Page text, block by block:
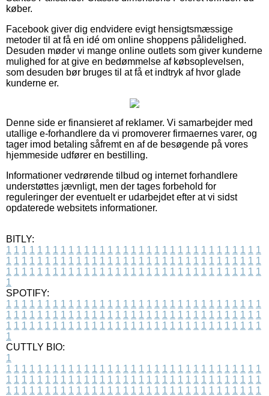
køber.
Facebook giver dig endvidere evigt hensigtsmæssige
metoder til at få en idé om online shoppens pålidelighed.
Desuden møder vi mange online outlets som giver kunderne
mulighed for at give en bedømmelse af købsoplevelsen,
som desuden bør bruges til at få et indtryk af hvor glade
kunderne er.
Denne side er finansieret af reklamer. Vi samarbejder med
utallige e-forhandlere da vi promoverer firmaernes varer, og
tager imod betaling såfremt en af de besøgende på vores
hjemmeside udfører en bestilling.
Informationer vedrørende tilbud og internet forhandlere
understøttes jævnligt, men der tages forbehold for
reguleringer der eventuelt er udarbejdet efter at vi sidst
opdaterede websitets informationer.
BITLY:
1 1 1 1 1 1 1 1 1 1 1 1 1 1 1 1 1 1 1 1 1 1 1 1 1 1 1 1 1 1 1 1 1
1 1 1 1 1 1 1 1 1 1 1 1 1 1 1 1 1 1 1 1 1 1 1 1 1 1 1 1 1 1 1 1 1
1 1 1 1 1 1 1 1 1 1 1 1 1 1 1 1 1 1 1 1 1 1 1 1 1 1 1 1 1 1 1 1 1
1
SPOTIFY:
1 1 1 1 1 1 1 1 1 1 1 1 1 1 1 1 1 1 1 1 1 1 1 1 1 1 1 1 1 1 1 1 1
1 1 1 1 1 1 1 1 1 1 1 1 1 1 1 1 1 1 1 1 1 1 1 1 1 1 1 1 1 1 1 1 1
1 1 1 1 1 1 1 1 1 1 1 1 1 1 1 1 1 1 1 1 1 1 1 1 1 1 1 1 1 1 1 1 1
1
CUTTLY BIO:
1
1 1 1 1 1 1 1 1 1 1 1 1 1 1 1 1 1 1 1 1 1 1 1 1 1 1 1 1 1 1 1 1 1
1 1 1 1 1 1 1 1 1 1 1 1 1 1 1 1 1 1 1 1 1 1 1 1 1 1 1 1 1 1 1 1 1
1 1 1 1 1 1 1 1 1 1 1 1 1 1 1 1 1 1 1 1 1 1 1 1 1 1 1 1 1 1 1 1 1